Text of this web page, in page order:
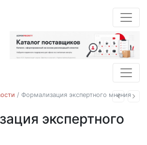
Назад
/ Формализация экспертного мнения
экспертного